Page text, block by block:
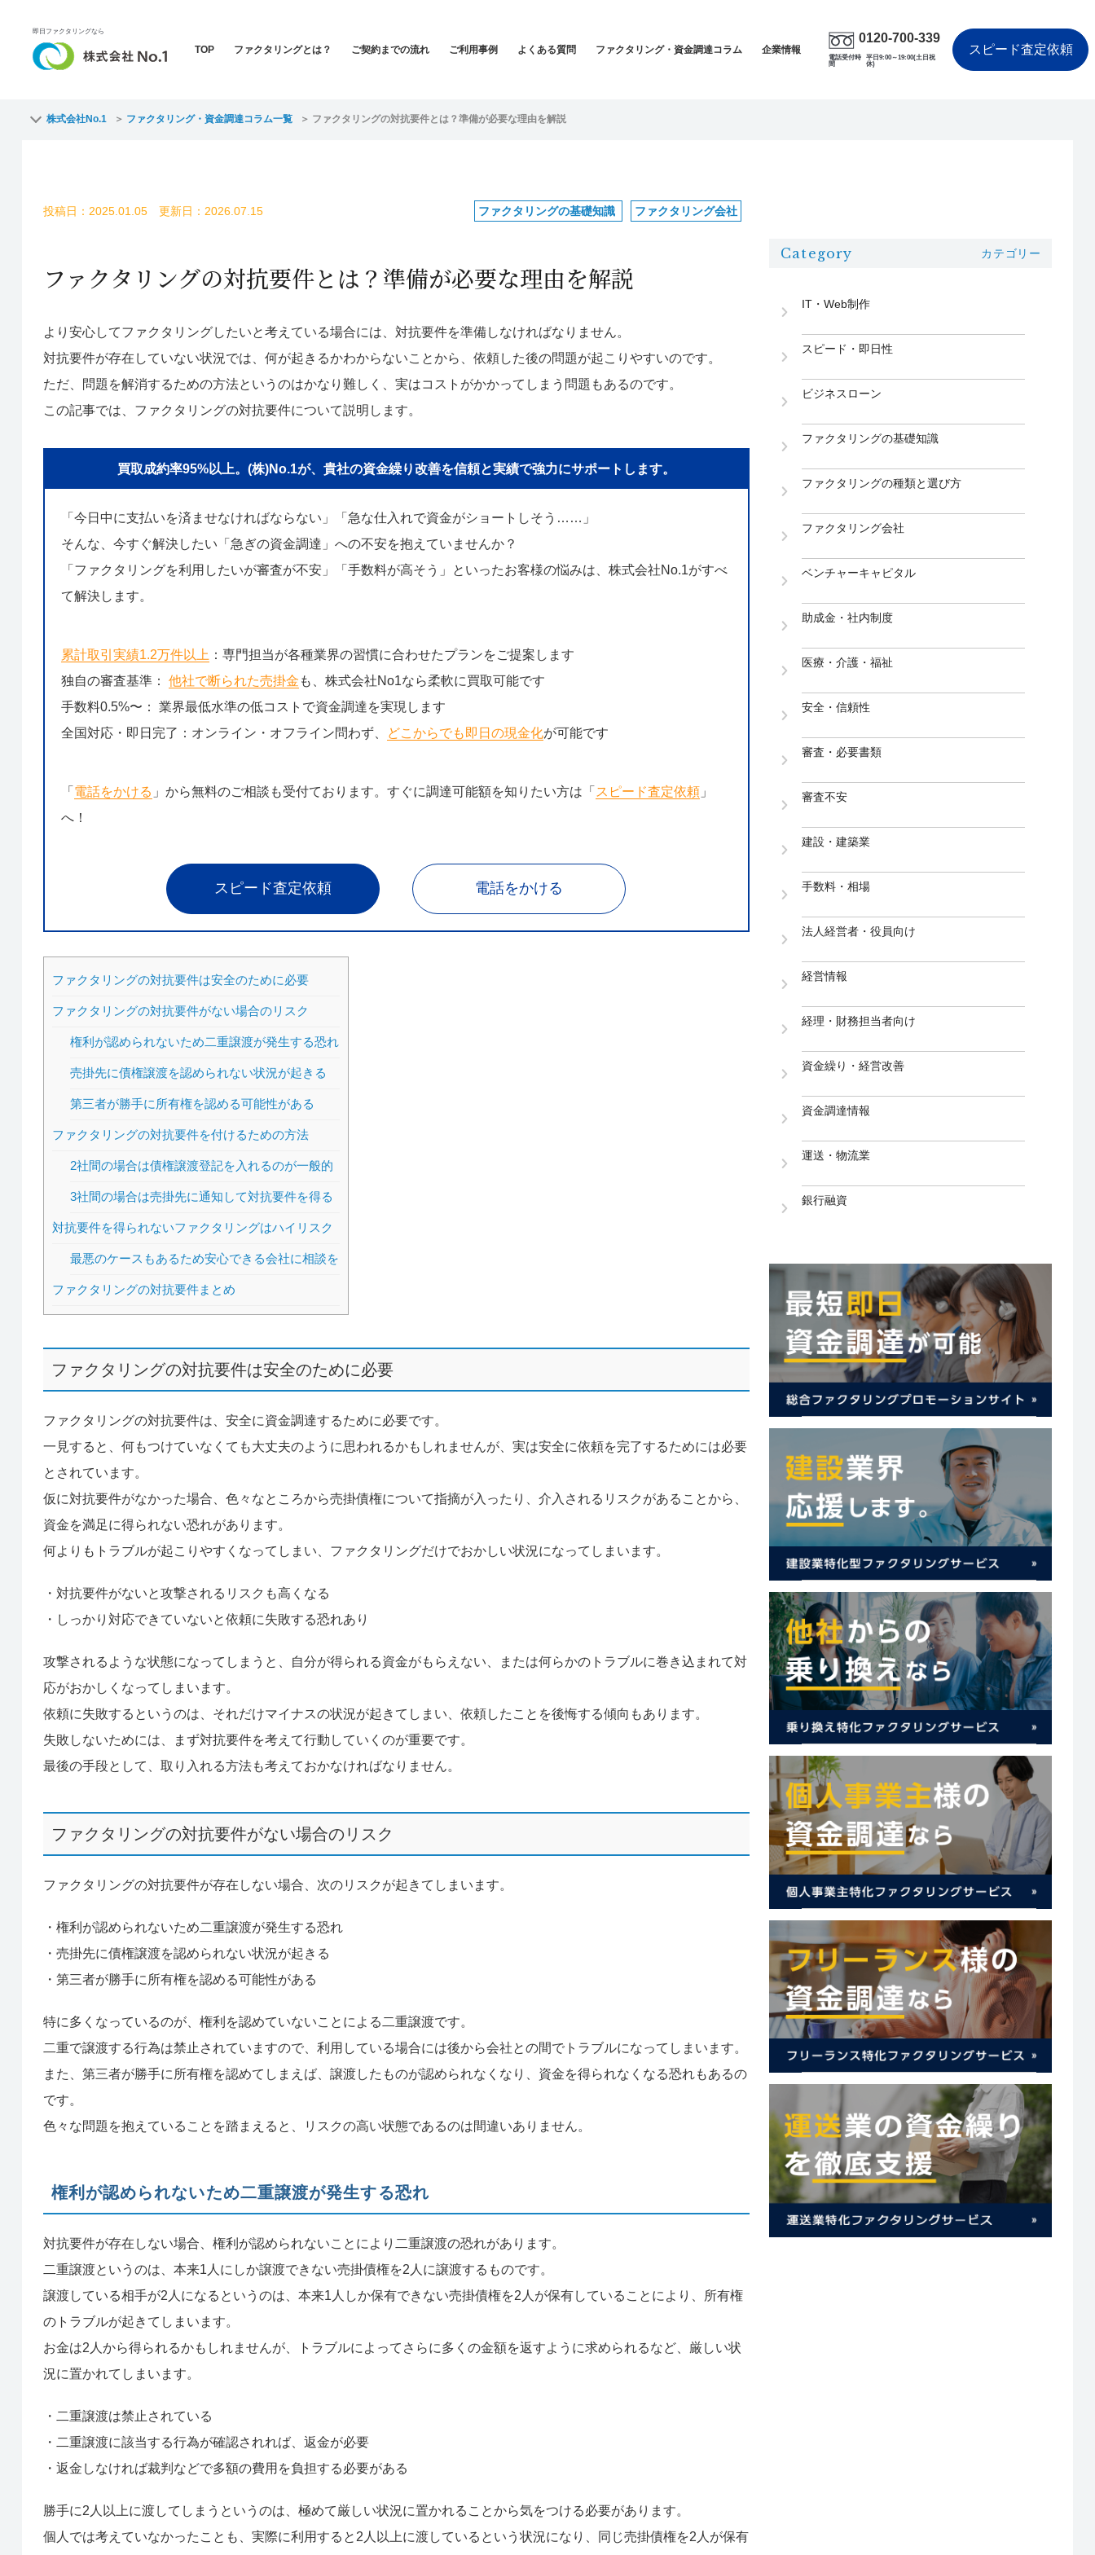
即日ファクタリングなら
TOP ファクタリングとは？ ご契約までの流れ ご利用事例 よくある質問 ファクタリング・資金調達コラム 企業情報
0120-700-339
電話受付時
間
平日9:00～19:00(土日祝
休)
スピード査定依頼
株式会社No.1 ファクタリング・資金調達コラム一覧 ファクタリングの対抗要件とは？準備が必要な理由を解説
投稿日：2025.01.05 更新日：2026.07.15 ファクタリングの基礎知識 ファクタリング会社
ファクタリングの対抗要件とは？準備が必要な理由を解説
より安心してファクタリングしたいと考えている場合には、対抗要件を準備しなければなりません。
対抗要件が存在していない状況では、何が起きるかわからないことから、依頼した後の問題が起こりやすいのです。
ただ、問題を解消するための方法というのはかなり難しく、実はコストがかかってしまう問題もあるのです。
この記事では、ファクタリングの対抗要件について説明します。
買取成約率95%以上。(株)No.1が、貴社の資金繰り改善を信頼と実績で強力にサポートします。
「今日中に支払いを済ませなければならない」「急な仕入れで資金がショートしそう……」
そんな、今すぐ解決したい「急ぎの資金調達」への不安を抱えていませんか？
「ファクタリングを利用したいが審査が不安」「手数料が高そう」といったお客様の悩みは、株式会社No.1がすべ
て解決します。
累計取引実績1.2万件以上 ：専門担当が各種業界の習慣に合わせたプランをご提案します
独自の審査基準： 他社で断られた売掛金 も、株式会社No1なら柔軟に買取可能です
手数料0.5%〜： 業界最低水準の低コストで資金調達を実現します
全国対応・即日完了：オンライン・オフライン問わず、
どこからでも即日の現金化が可能です
「 電話をかける 」から無料のご相談も受付ております。すぐに調達可能額を知りたい方は「 スピード査定依頼」
へ！
スピード査定依頼 電話をかける
ファクタリングの対抗要件は安全のために必要
ファクタリングの対抗要件がない場合のリスク
権利が認められないため二重譲渡が発生する恐れ
売掛先に債権譲渡を認められない状況が起きる
第三者が勝手に所有権を認める可能性がある
ファクタリングの対抗要件を付けるための方法
2社間の場合は債権譲渡登記を入れるのが一般的
3社間の場合は売掛先に通知して対抗要件を得る
対抗要件を得られないファクタリングはハイリスク
最悪のケースもあるため安心できる会社に相談を
ファクタリングの対抗要件まとめ
ファクタリングの対抗要件は安全のために必要
ファクタリングの対抗要件は、安全に資金調達するために必要です。
一見すると、何もつけていなくても大丈夫のように思われるかもしれませんが、実は安全に依頼を完了するためには必要
とされています。
仮に対抗要件がなかった場合、色々なところから売掛債権について指摘が入ったり、介入されるリスクがあることから、
資金を満足に得られない恐れがあります。
何よりもトラブルが起こりやすくなってしまい、ファクタリングだけでおかしい状況になってしまいます。
・対抗要件がないと攻撃されるリスクも高くなる
・しっかり対応できていないと依頼に失敗する恐れあり
攻撃されるような状態になってしまうと、自分が得られる資金がもらえない、または何らかのトラブルに巻き込まれて対
応がおかしくなってしまいます。
依頼に失敗するというのは、それだけマイナスの状況が起きてしまい、依頼したことを後悔する傾向もあります。
失敗しないためには、まず対抗要件を考えて行動していくのが重要です。
最後の手段として、取り入れる方法も考えておかなければなりません。
ファクタリングの対抗要件がない場合のリスク
ファクタリングの対抗要件が存在しない場合、次のリスクが起きてしまいます。
・権利が認められないため二重譲渡が発生する恐れ
・売掛先に債権譲渡を認められない状況が起きる
・第三者が勝手に所有権を認める可能性がある
特に多くなっているのが、権利を認めていないことによる二重譲渡です。
二重で譲渡する行為は禁止されていますので、利用している場合には後から会社との間でトラブルになってしまいます。
また、第三者が勝手に所有権を認めてしまえば、譲渡したものが認められなくなり、資金を得られなくなる恐れもあるの
です。
色々な問題を抱えていることを踏まえると、リスクの高い状態であるのは間違いありません。
権利が認められないため二重譲渡が発生する恐れ
対抗要件が存在しない場合、権利が認められないことにより二重譲渡の恐れがあります。
二重譲渡というのは、本来1人にしか譲渡できない売掛債権を2人に譲渡するものです。
譲渡している相手が2人になるというのは、本来1人しか保有できない売掛債権を2人が保有していることにより、所有権
のトラブルが起きてしまいます。
お金は2人から得られるかもしれませんが、トラブルによってさらに多くの金額を返すように求められるなど、厳しい状
況に置かれてしまいます。
・二重譲渡は禁止されている
・二重譲渡に該当する行為が確認されれば、返金が必要
・返金しなければ裁判などで多額の費用を負担する必要がある
勝手に2人以上に渡してしまうというのは、極めて厳しい状況に置かれることから気をつける必要があります。
個人では考えていなかったことも、実際に利用すると2人以上に渡しているという状況になり、同じ売掛債権を2人が保有
Category カテゴリー
IT・Web制作
スピード・即日性
ビジネスローン
ファクタリングの基礎知識
ファクタリングの種類と選び方
ファクタリング会社
ベンチャーキャピタル
助成金・社内制度
医療・介護・福祉
安全・信頼性
審査・必要書類
審査不安
建設・建築業
手数料・相場
法人経営者・役員向け
経営情報
経理・財務担当者向け
資金繰り・経営改善
資金調達情報
運送・物流業
銀行融資